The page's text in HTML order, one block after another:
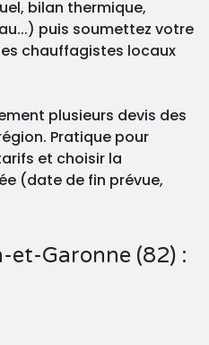
bilan thermique,
puis soumettez votre
chauffagistes locaux
plusieurs devis des
Pratique pour
et choisir la
(date de fin prévue,
Garonne (82) :